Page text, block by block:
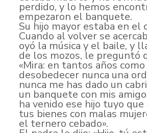
perdido, y lo hemos
empezaron el banquete.
Su hijo mayor estaba en el
Cuando al volver se
oyó la música y el baile, y
de los mozos, le preguntó
«Mira: en tantos años
desobedecer nunca una
nunca me has dado un
un banquete con mis
ha venido ese hijo tuyo que
tus bienes con malas
el ternero cebado».